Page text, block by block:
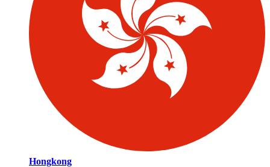
Hongkong​​